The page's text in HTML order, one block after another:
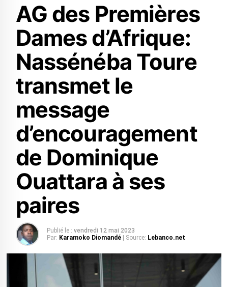
AG des Premières
Dames d’Afrique:
Nassénéba Toure
transmet le
message
d’encouragement
de Dominique
Ouattara à ses
paires
Publié le : vendredi 12 mai 2023
Par: Karamoko Diomandé | Source: Lebanco.net